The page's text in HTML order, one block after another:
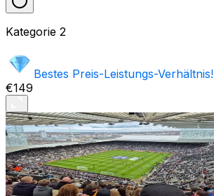
Kategorie 2
Bestes Preis-Leistungs-Verhältnis!
€149